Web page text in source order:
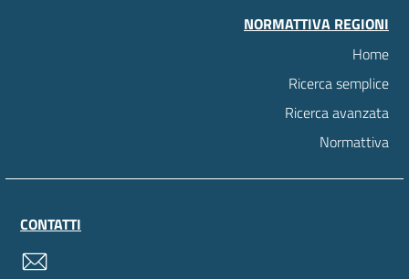
NORMATTIVA REGIONI
Home
Ricerca semplice
Ricerca avanzata
Normattiva
CONTATTI